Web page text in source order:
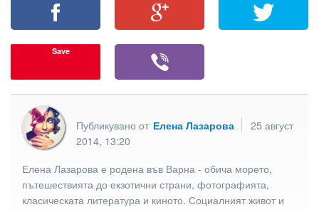
Save
Публикувано от Елена Лазарова
25 август
2014, 13:20
Елена Лазарова е родена във Варна - обича морето,
пътешествията до екзотични страни, фотографията,
класическата литература и киното. Социалният живот и